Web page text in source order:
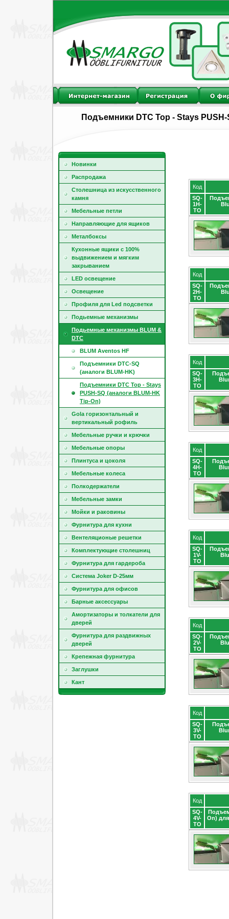
Подъемники DTC Top - Stays
Новинки
Распродажа
Столешница из искусственного
камня
Мебельные петли
Направляющие для ящиков
Металбоксы
Кухонные ящики с 100%
выдвижением и мягким
закрыванием
LED освещение
Освещение
Профиля для Led подсветки
Подьемные механизмы
Подьемные механизмы BLUM &
DTC
BLUM Aventos HF
Подъемники DTC-SQ
(аналоги BLUM-HK)
Подъемники DTC Top - Stays
PUSH-SQ (аналоги BLUM-HK
Tip-On)
Gola горизонтальный и
вертикальный рофиль
Мебельные ручки и крючки
Мебельные опоры
Плинтуса и цоколя
Мебельные колеса
Полкодержатели
Мебельные замки
Мойки и раковины
Фурнитура для кухни
Вентeляционые решeтки
Комплектующие столешниц
Фурнитура для гардероба
Cистема Joker D-25мм
Фурнитура для офисов
Барные аксессуары
Амортизаторы и толкатели для
дверей
Фурнитура для раздвижных
дверей
Крепежная фурнитура
Заглушки
Кант
Код
SQ-
1H-
TO
Код
SQ-
2H-
TO
Код
SQ-
3H-
TO
Код
SQ-
4H-
TO
Код
SQ-
1V-
TO
Код
SQ-
2V-
TO
Код
SQ-
3V-
TO
Код
SQ-
4V-
TO
On)